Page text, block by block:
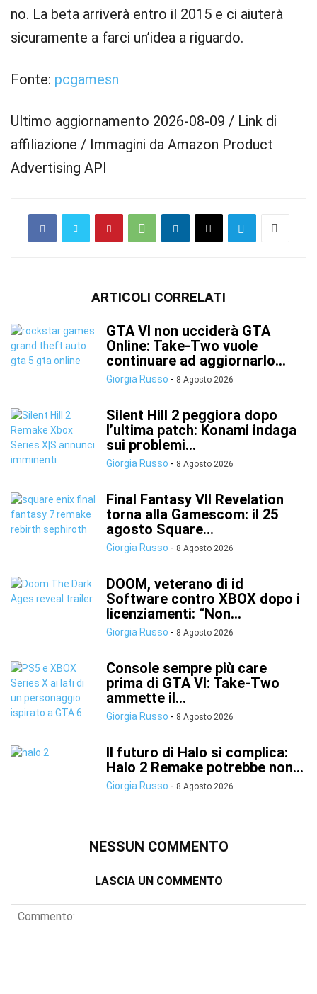
no. La beta arriverà entro il 2015 e ci aiuterà
sicuramente a farci un’idea a riguardo.
Fonte: pcgamesn
Ultimo aggiornamento 2026-08-09 / Link di
affiliazione / Immagini da Amazon Product
Advertising API
ARTICOLI CORRELATI
GTA VI non ucciderà GTA
Online: Take-Two vuole
continuare ad aggiornarlo...
Giorgia Russo - 8 Agosto 2026
Silent Hill 2 peggiora dopo
l’ultima patch: Konami indaga
sui problemi...
Giorgia Russo - 8 Agosto 2026
Final Fantasy VII Revelation
torna alla Gamescom: il 25
agosto Square...
Giorgia Russo - 8 Agosto 2026
DOOM, veterano di id
Software contro XBOX dopo i
licenziamenti: “Non...
Giorgia Russo - 8 Agosto 2026
Console sempre più care
prima di GTA VI: Take-Two
ammette il...
Giorgia Russo - 8 Agosto 2026
Il futuro di Halo si complica:
Halo 2 Remake potrebbe non...
Giorgia Russo - 8 Agosto 2026
NESSUN COMMENTO
LASCIA UN COMMENTO